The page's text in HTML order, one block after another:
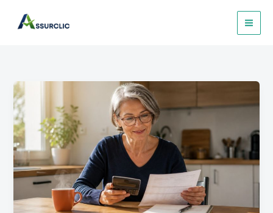
tous
risques
tiers
:
calcul